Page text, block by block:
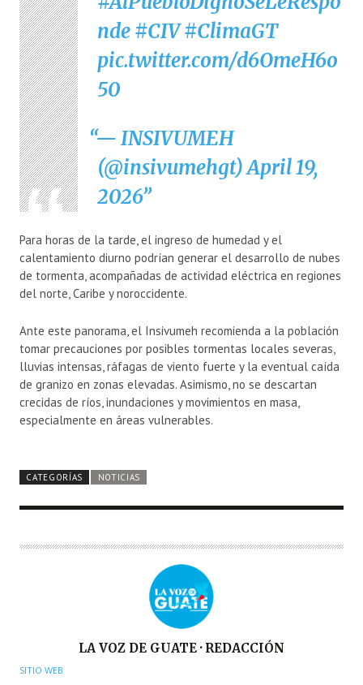
nde#CIV#ClimaGT
pic.twitter.com/d6OmeH6o
50
— INSIVUMEH
(@insivumehgt)April 19,
2026
Para horas de la tarde, el ingreso de humedad y el
calentamiento diurno podrían generar el desarrollo de nubes
de tormenta, acompañadas de actividad eléctrica en regiones
del norte, Caribe y noroccidente.
Ante este panorama, el Insivumeh recomienda a la población
tomar precauciones por posibles tormentas locales severas,
lluvias intensas, ráfagas de viento fuerte y la eventual caída
de granizo en zonas elevadas. Asimismo, no se descartan
crecidas de ríos, inundaciones y movimientos en masa,
especialmente en áreas vulnerables.
CATEGORÍAS NOTICIAS
U
LA VOZ DE GUATE · REDACCIÓN
SITIO WEB